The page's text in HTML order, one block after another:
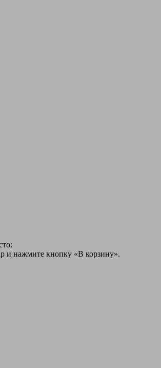
и нажмите кнопку «В корзину».